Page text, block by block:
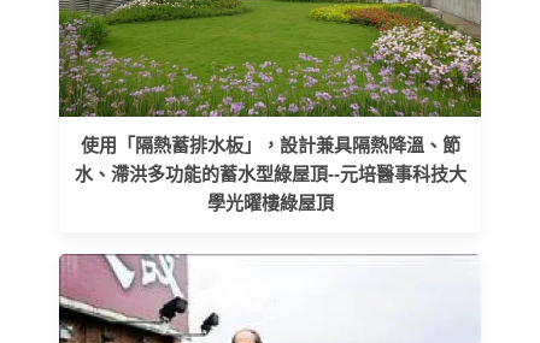
使用「隔熱蓄排水板」，設計兼具隔熱降溫、節
水、滯洪多功能的蓄水型綠屋頂--元培醫事科技大
學光曜樓綠屋頂